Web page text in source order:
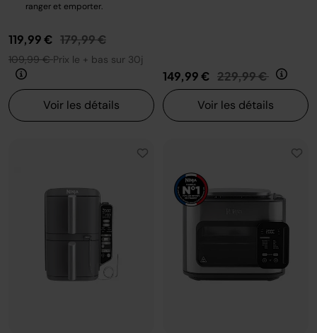
ranger et emporter.
119,99 € Prix réduit de
179,99 €au
109,99 €Prix le + bas sur 30j
Voir les détails
149,99 € Prix réduit de
229,99 € au
Voir les détails